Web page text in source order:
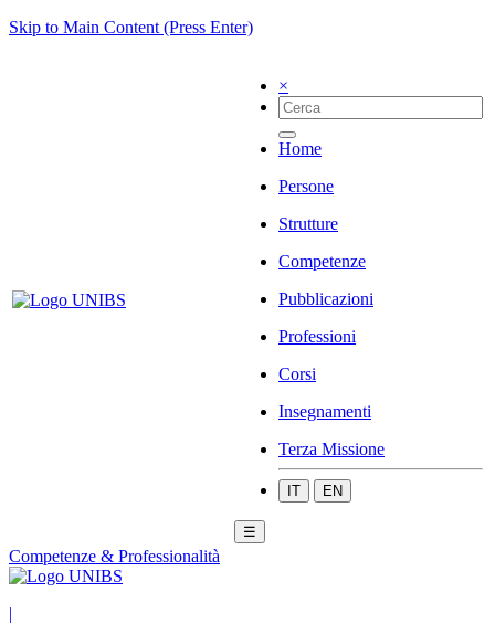
Skip to Main Content (Press Enter)
×
Home
Persone
Strutture
Competenze
Pubblicazioni
Professioni
Corsi
Insegnamenti
Terza Missione
IT EN
☰
Competenze & Professionalità
|